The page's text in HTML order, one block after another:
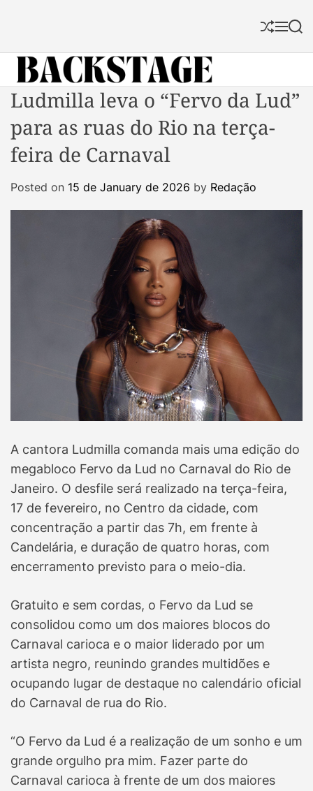
S
f
M S
c
h
B
a
c
k
s
t
Ludmilla leva o “Fervo da Lud”
para as ruas do Rio na terça-
feira de Carnaval
Posted on 15 de January de 2026 by Redação
A cantora Ludmilla comanda mais uma edição do
megabloco Fervo da Lud no Carnaval do Rio de
Janeiro. O desfile será realizado na terça-feira,
17 de fevereiro, no Centro da cidade, com
concentração a partir das 7h, em frente à
Candelária, e duração de quatro horas, com
encerramento previsto para o meio-dia.
Gratuito e sem cordas, o Fervo da Lud se
consolidou como um dos maiores blocos do
Carnaval carioca e o maior liderado por um
artista negro, reunindo grandes multidões e
ocupando lugar de destaque no calendário oficial
do Carnaval de rua do Rio.
“O Fervo da Lud é a realização de um sonho e um
grande orgulho pra mim. Fazer parte do
Carnaval carioca à frente de um dos maiores